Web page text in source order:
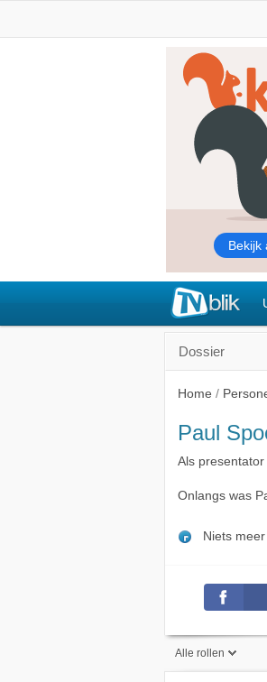
Dossier
Home /
Paul
Als
Onlangs was
Niets
Alle rollen